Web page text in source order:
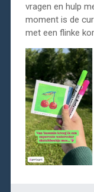
vragen en hulp
moment is de
met een flinke